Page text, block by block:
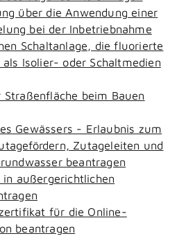
über die Anwendung einer
bei der Inbetriebnahme
Schaltanlage, die fluorierte
als Isolier- oder Schaltmedien
Straßenfläche beim Bauen
Gewässers - Erlaubnis zum
Zutageleiten und
beantragen
außergerichtlichen
für die Online-
beantragen